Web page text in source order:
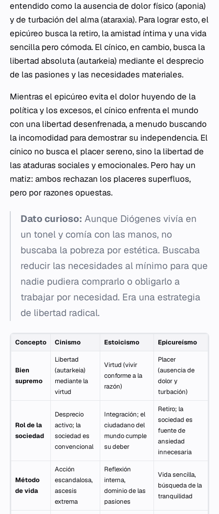
entendido como la ausencia de dolor físico (aponia)
y de turbación del alma (ataraxia). Para lograr esto, el
epicúreo busca la retiro, la amistad íntima y una vida
sencilla pero cómoda. El cínico, en cambio, busca la
libertad absoluta (autarkeia) mediante el desprecio
de las pasiones y las necesidades materiales.
Mientras el epicúreo evita el dolor huyendo de la
política y los excesos, el cínico enfrenta el mundo
con una libertad desenfrenada, a menudo buscando
la incomodidad para demostrar su independencia. El
cínico no busca el placer sereno, sino la libertad de
las ataduras sociales y emocionales. Pero hay un
matiz: ambos rechazan los placeres superfluos,
pero por razones opuestas.
Dato curioso: Aunque Diógenes vivía en
un tonel y comía con las manos, no
buscaba la pobreza por estética. Buscaba
reducir las necesidades al mínimo para que
nadie pudiera comprarlo o obligarlo a
trabajar por necesidad. Era una estrategia
de libertad radical.
Concepto Cinismo Estoicismo Epicureísmo
Bien
supremo
Libertad
(autarkeia)
mediante la
virtud
Virtud (vivir
conforme a la
razón)
Placer
(ausencia de
dolor y
turbación)
Rol de la
sociedad
Desprecio
activo; la
sociedad es
convencional
Integración; el
ciudadano del
mundo cumple
su deber
Retiro; la
sociedad es
fuente de
ansiedad
innecesaria
Método
de vida
Acción
escandalosa,
ascesis
extrema
Reflexión
interna,
dominio de las
pasiones
Vida sencilla,
búsqueda de la
tranquilidad